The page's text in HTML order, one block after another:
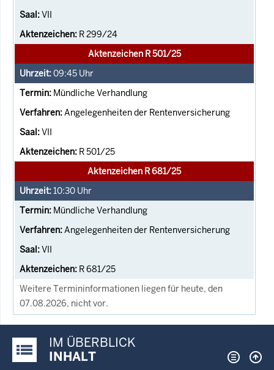
VII
R 299/24
Aktenzeichen R 501/25
09:45 Uhr
Mündliche Verhandlung
Angelegenheiten der Rentenversicherung
VII
R 501/25
Aktenzeichen R 681/25
10:30 Uhr
Mündliche Verhandlung
Angelegenheiten der Rentenversicherung
VII
R 681/25
Weitere Termininformationen liegen für heute, den
07.08.2026, nicht vor.
Justiz-Portal im Überblick:
IM ÜBERBLICK
INHALT